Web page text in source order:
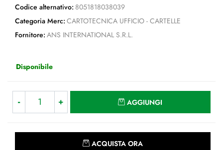
Codice alternativo: 8051818038039
Categoria Merc: CARTOTECNICA UFFICIO - CARTELLE
Fornitore: ANS INTERNATIONAL S.R.L.
Disponibile
AGGIUNGI
ACQUISTA ORA